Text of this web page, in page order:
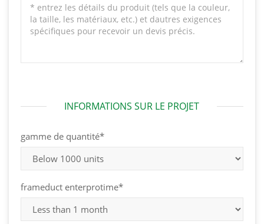
INFORMATIONS SUR LE PROJET
gamme de quantité*
frameduct enterprotime*